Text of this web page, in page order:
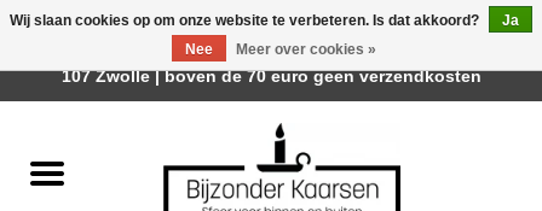
Räder Design Stories
Wij slaan cookies op om onze website te verbeteren. Is dat akkoord?
Ja
Nee
Meer over cookies »
Afhalen is mogelijk bij Trotz Woon & Cadeau | Belvederelaan
107 Zwolle | boven de 70 euro geen verzendkosten